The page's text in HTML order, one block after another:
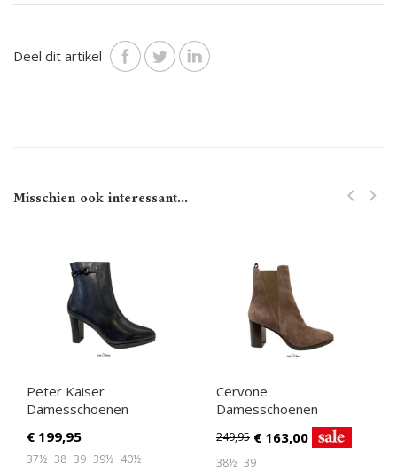
Deel dit artikel
Misschien ook interessant...
Peter Kaiser
Damesschoenen
€ 199,95
37½ 38 39 39½ 40½
Cervone
Damesschoenen
Enkellaarsjes beige
249,95 € 163,00
38½ 39